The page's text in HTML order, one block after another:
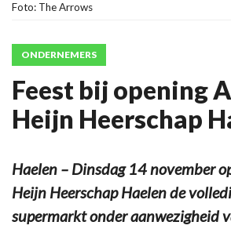
Foto: The Arrows
ONDERNEMERS
Feest bij opening
Heijn Heerschap
Haelen – Dinsdag 14 november
Heijn Heerschap Haelen de
supermarkt onder aanwezigheid